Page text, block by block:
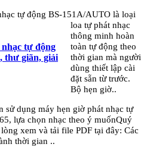
tự động
thư giãn, giải
tự động BS-151A/AUTO là loại
loa tự phát nhạc
thông minh hoàn
toàn tự động theo
thời gian mà người
dùng thiết lập cài
đặt sẵn từ trước.
Bộ hẹn giờ..
sử dụng máy hẹn giờ phát nhạc tự
lựa chọn nhạc theo ý muốnQuý
xem và tải file PDF tại đây: Các
thời gian ..